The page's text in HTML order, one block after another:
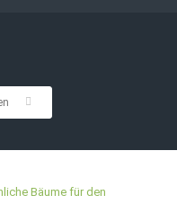
Bäume für den